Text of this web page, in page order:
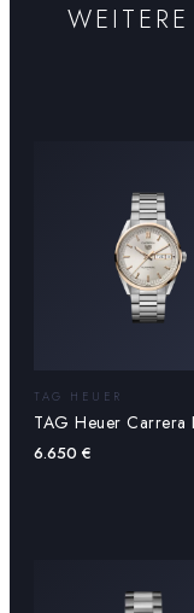
TAG HEUER
TAG Heuer Carrera
6.650 €